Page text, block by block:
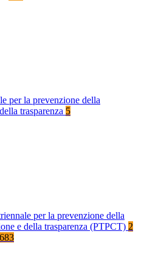
per la prevenzione della
trasparenza 5
per la prevenzione della
e della trasparenza (PTPCT) 2
683